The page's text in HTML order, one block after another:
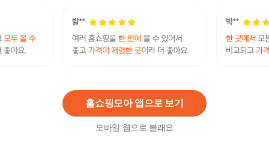
홈쇼핑모아 앱으로 보기
모바일 웹으로 볼래요
어링 제본기 KWB-W20
C + 투명사선 20p + 종
이표지 20p + 와이어링
122,000원
공 바인더링, 링10개 +
커버20개
18,900
제본
링
0개
주소